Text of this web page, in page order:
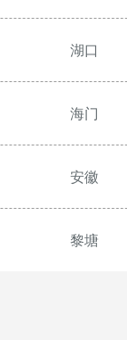
湖口
海门
安徽
黎塘